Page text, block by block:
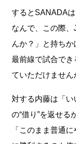
するとSANADA
なんで、この際
んか？」と持ち
最前線で試合で
ていただけません
対する内藤は「
の“借り”を返せる
「このまま普通